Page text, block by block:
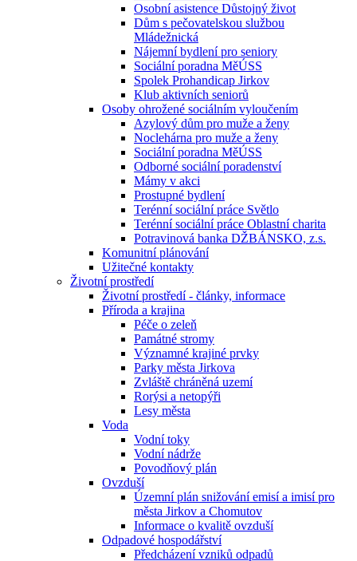
Osobní asistence Důstojný život
Dům s pečovatelskou službou
Mládežnická
Nájemní bydlení pro seniory
Sociální poradna MěÚSS
Spolek Prohandicap Jirkov
Klub aktivních seniorů
Osoby ohrožené sociálním vyloučením
Azylový dům pro muže a ženy
Noclehárna pro muže a ženy
Sociální poradna MěÚSS
Odborné sociální poradenství
Mámy v akci
Prostupné bydlení
Terénní sociální práce Světlo
Terénní sociální práce Oblastní charita
Potravinová banka DŽBÁNSKO, z.s.
Komunitní plánování
Užitečné kontakty
Životní prostředí
Životní prostředí - články, informace
Příroda a krajina
Péče o zeleň
Památné stromy
Významné krajiné prvky
Parky města Jirkova
Zvláště chráněná uzemí
Rorýsi a netopýři
Lesy města
Voda
Vodní toky
Vodní nádrže
Povodňový plán
Ovzduší
Územní plán snižování emisí a imisí pro
města Jirkov a Chomutov
Informace o kvalitě ovzduší
Odpadové hospodářství
Předcházení vzniků odpadů